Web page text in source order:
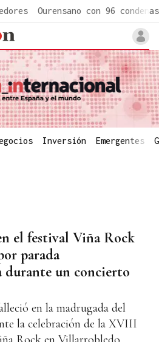
Ourensano con 96 condenas
Inversión Emergentes
el festival Viña Rock
parada
durante un concierto
en la madrugada del
la celebración de la XVIII